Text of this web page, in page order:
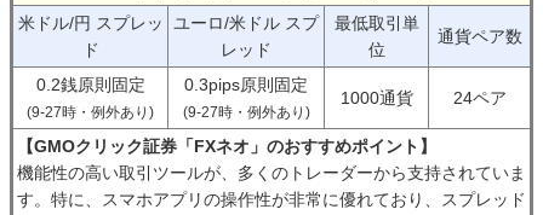
米ドル/円 スプレッ
ド
ユーロ/米ドル スプ
レッド
最低取引単
位
通貨ペア数
0.2銭原則固定
(9-27時・例外あり)
0.3pips原則固定
(9-27時・例外あり)
1000通貨 24ペア
【GMOクリック証券「FXネオ」のおすすめポイント】
機能性の高い取引ツールが、多くのトレーダーから支持されていま
す。特に、スマホアプリの操作性が非常に優れており、スプレッド